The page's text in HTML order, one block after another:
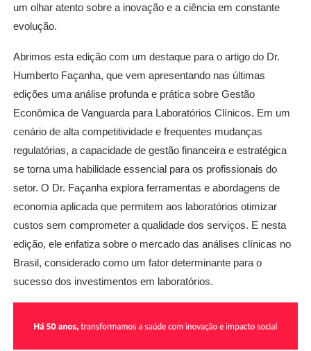
um olhar atento sobre a inovação e a ciência em constante
evolução.
Abrimos esta edição com um destaque para o artigo do Dr.
Humberto Façanha, que vem apresentando nas últimas
edições uma análise profunda e prática sobre Gestão
Econômica de Vanguarda para Laboratórios Clínicos. Em um
cenário de alta competitividade e frequentes mudanças
regulatórias, a capacidade de gestão financeira e estratégica
se torna uma habilidade essencial para os profissionais do
setor. O Dr. Façanha explora ferramentas e abordagens de
economia aplicada que permitem aos laboratórios otimizar
custos sem comprometer a qualidade dos serviços. E nesta
edição, ele enfatiza sobre o mercado das análises clínicas no
Brasil, considerado como um fator determinante para o
sucesso dos investimentos em laboratórios.